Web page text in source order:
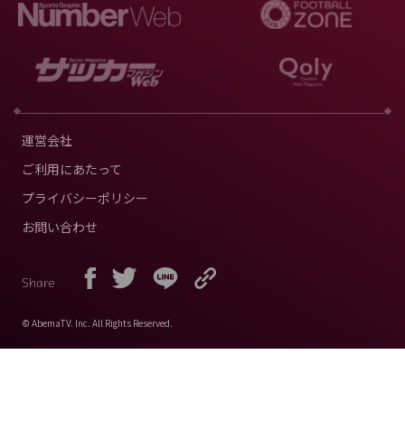
運営会社
ご利用にあたって
プライバシーポリシー
お問い合わせ
Share
© AbemaTV. Inc. All Rights Reserved.